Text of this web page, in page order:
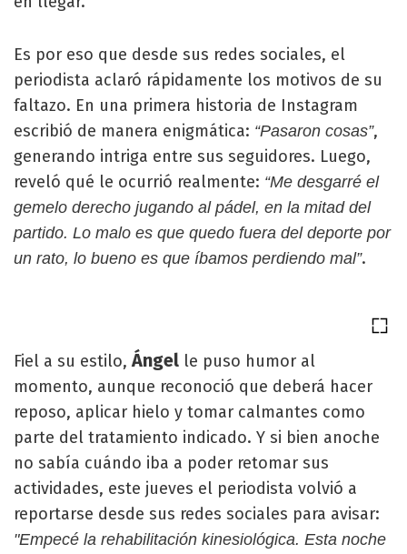
Es por eso que desde sus redes sociales, el
periodista aclaró rápidamente los motivos de su
faltazo. En una primera historia de Instagram
escribió de manera enigmática: “Pasaron cosas”,
generando intriga entre sus seguidores. Luego,
reveló qué le ocurrió realmente: “Me desgarré el
gemelo derecho jugando al pádel, en la mitad del
partido. Lo malo es que quedo fuera del deporte por
un rato, lo bueno es que íbamos perdiendo mal”.
Fiel a su estilo, Ángel le puso humor al
momento, aunque reconoció que deberá hacer
reposo, aplicar hielo y tomar calmantes como
parte del tratamiento indicado. Y si bien anoche
no sabía cuándo iba a poder retomar sus
actividades, este jueves el periodista volvió a
reportarse desde sus redes sociales para avisar:
"Empecé la rehabilitación kinesiológica. Esta noche